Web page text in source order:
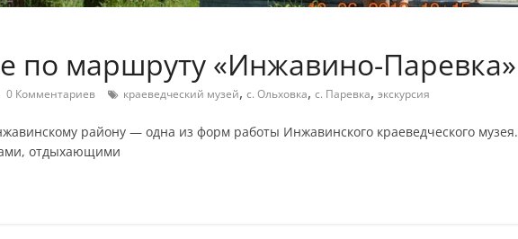
по маршруту «Инжавино-Паревка»
0 Комментариев краеведческий музей, с. Ольховка, с. Паревка, экскурсия
району — одна из форм работы Инжавинского краеведческого музея.
отдыхающими